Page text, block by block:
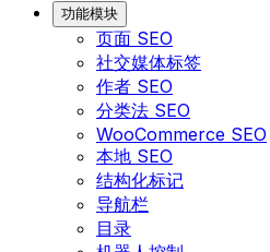
功能模块
页面 SEO
社交媒体标签
作者 SEO
分类法 SEO
WooCommerce SEO
本地 SEO
结构化标记
导航栏
目录